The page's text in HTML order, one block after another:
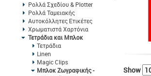
Ρολλά Σχεδίου & Plotter
Ρολλά Ταμειακής
Αυτοκόλλητες Ετικέτες
Χρωματιστά Χαρτόνια
Τετράδια και Μπλοκ
Τετράδια
Linen
Magic Clips
Μπλοκ Ζωγραφικής -
Show